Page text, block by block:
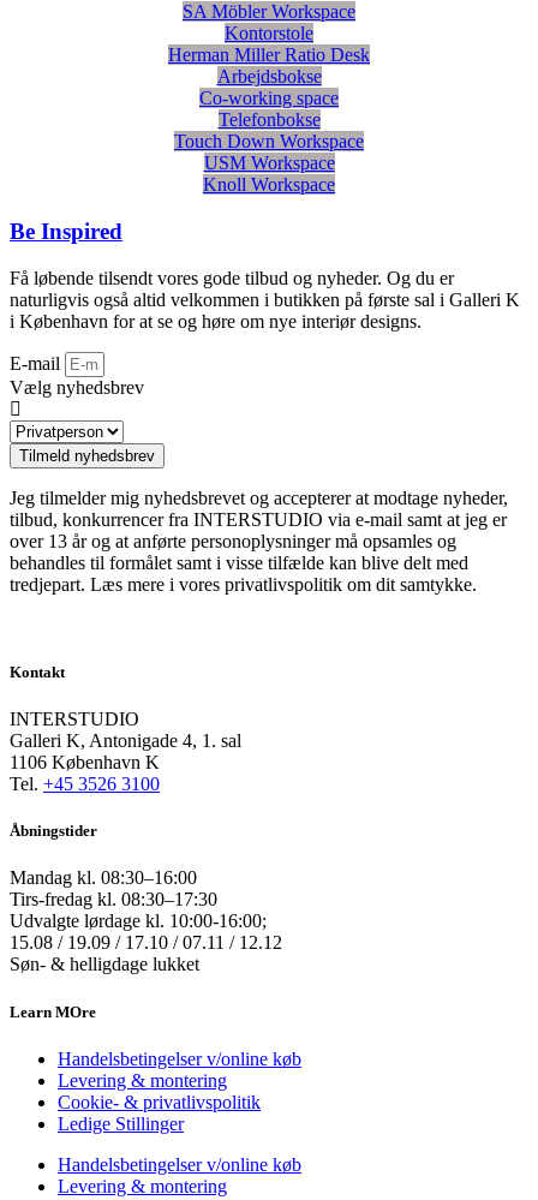
SA Möbler Workspace
Kontorstole
Herman Miller Ratio Desk
Arbejdsbokse
Co-working space
Telefonbokse
Touch Down Workspace
USM Workspace
Knoll Workspace
Be Inspired
Få løbende tilsendt vores gode tilbud og nyheder. Og du er
naturligvis også altid velkommen i butikken på første sal i Galleri K
i København for at se og høre om nye interiør designs.
E-mail
Vælg nyhedsbrev
Tilmeld nyhedsbrev
Jeg tilmelder mig nyhedsbrevet og accepterer at modtage nyheder,
tilbud, konkurrencer fra INTERSTUDIO via e-mail samt at jeg er
over 13 år og at anførte personoplysninger må opsamles og
behandles til formålet samt i visse tilfælde kan blive delt med
tredjepart. Læs mere i vores privatlivspolitik om dit samtykke.
Kontakt
INTERSTUDIO
Galleri K, Antonigade 4, 1. sal
1106 København K
Tel. +45 3526 3100
Åbningstider
Mandag kl. 08:30–16:00
Tirs-fredag kl. 08:30–17:30
Udvalgte lørdage kl. 10:00-16:00;
15.08 / 19.09 / 17.10 / 07.11 / 12.12
Søn- & helligdage lukket
Learn MOre
Handelsbetingelser v/online køb
Levering & montering
Cookie- & privatlivspolitik
Ledige Stillinger
Handelsbetingelser v/online køb
Levering & montering